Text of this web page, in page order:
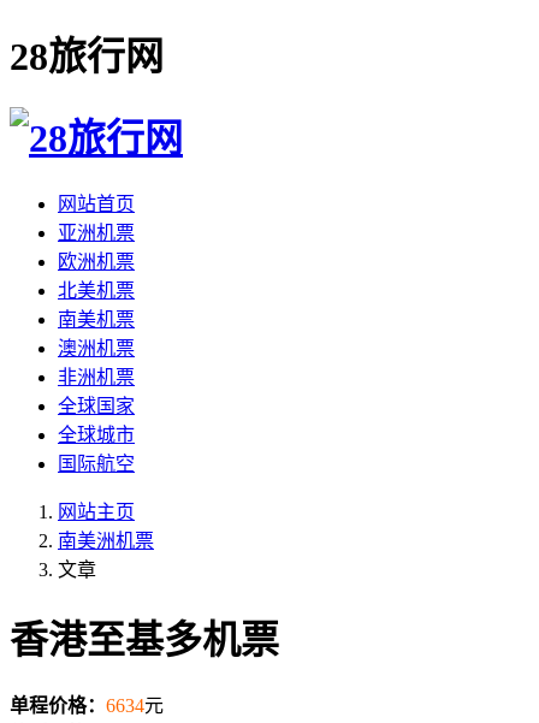
28旅行网
网站首页
亚洲机票
欧洲机票
北美机票
南美机票
澳洲机票
非洲机票
全球国家
全球城市
国际航空
网站主页
南美洲机票
文章
香港至基多机票
单程价格： 6634元